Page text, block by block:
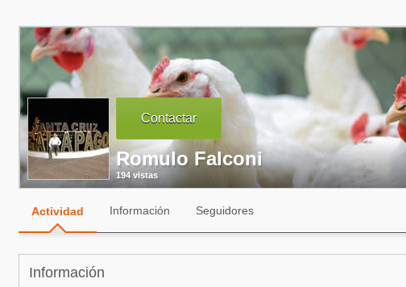
en español
- Piensos
Contactar
Romulo Falconi
194 vistas
Actividad Información Seguidores
Información